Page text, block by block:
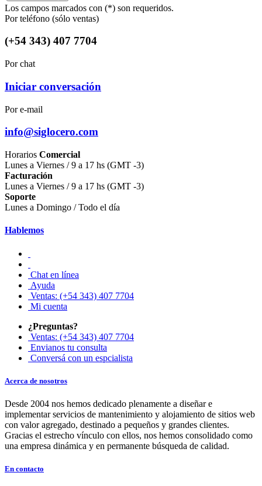
Los campos marcados con (*) son requeridos.
Por teléfono (sólo ventas)
(+54 343) 407 7704
Por chat
Iniciar conversación
Por e-mail
info@siglocero.com
Horarios Comercial
Lunes a Viernes / 9 a 17 hs (GMT -3)
Facturación
Lunes a Viernes / 9 a 17 hs (GMT -3)
Soporte
Lunes a Domingo / Todo el día
Hablemos
Chat en línea
Ayuda
Ventas: (+54 343) 407 7704
Mi cuenta
¿Preguntas?
Ventas: (+54 343) 407 7704
Envianos tu consulta
Conversá con un espcialista
Acerca de nosotros
Desde 2004 nos hemos dedicado plenamente a diseñar e
implementar servicios de mantenimiento y alojamiento de sitios web
con valor agregado, destinado a pequeños y grandes clientes.
Gracias el estrecho vínculo con ellos, nos hemos consolidado como
una empresa dinámica y en permanente búsqueda de calidad.
En contacto